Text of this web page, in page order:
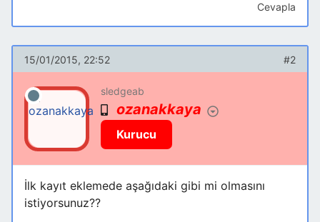
Cevapla
15/01/2015, 22:52 #2
sledgeab
ozanakkaya
Kurucu
İlk kayıt eklemede aşağıdaki gibi mi olmasını
istiyorsunuz??